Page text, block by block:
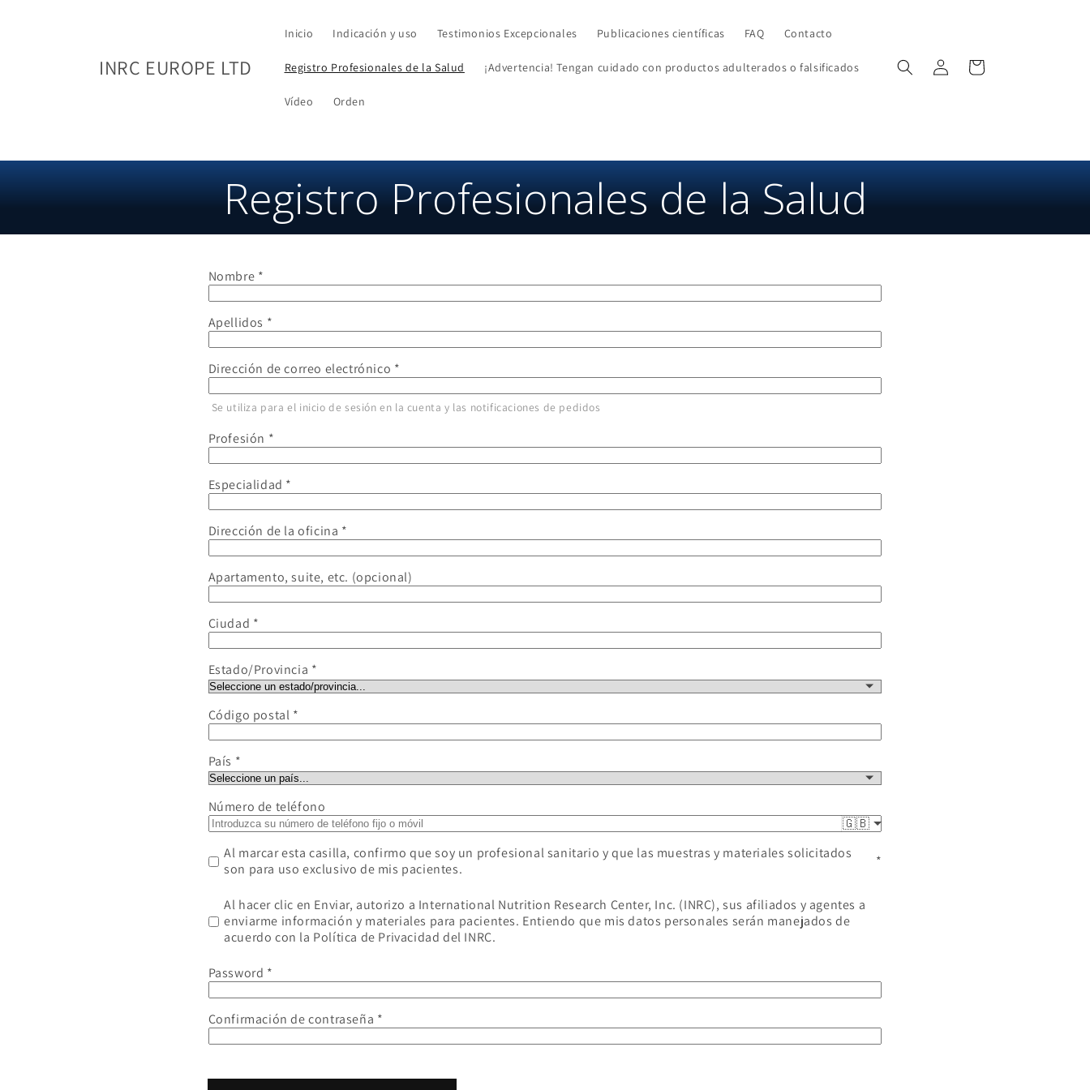
INRC EUROPE LTD
Inicio Indicación y uso Testimonios Excepcionales Publicaciones científicas FAQ Contacto
Registro Profesionales de la Salud ¡Advertencia! Tengan cuidado con productos adulterados o falsificados
Vídeo Orden
Iniciar
sesión
Carrito
Registro Profesionales de la Salud
Nombre
Apellidos
Dirección de correo electrónico
Se utiliza para el inicio de sesión en la cuenta y las notificaciones de pedidos
Profesión
Especialidad
Dirección de la oficina
Apartamento, suite, etc. (opcional)
Ciudad
Estado/Provincia
Código postal
País
Número de teléfono
🇬🇧
Al marcar esta casilla, confirmo que soy un profesional sanitario y que las muestras y materiales solicitados
son para uso exclusivo de mis pacientes.
Al hacer clic en Enviar, autorizo ​​a International Nutrition Research Center, Inc. (INRC), sus afiliados y agentes a
enviarme información y materiales para pacientes. Entiendo que mis datos personales serán manejados de
acuerdo con la Política de Privacidad del INRC.
Password
Confirmación de contraseña